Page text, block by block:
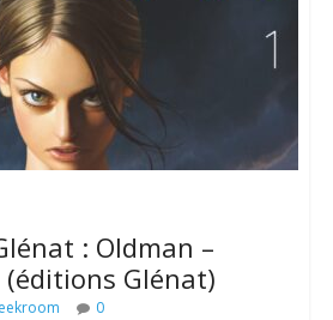
: Oldman –
Glénat)
0